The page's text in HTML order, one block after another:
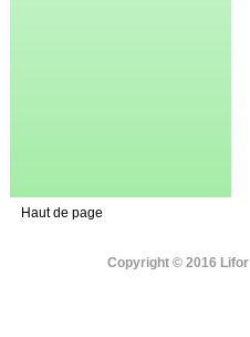
Haut de page
Copyright © 2016 Lifor